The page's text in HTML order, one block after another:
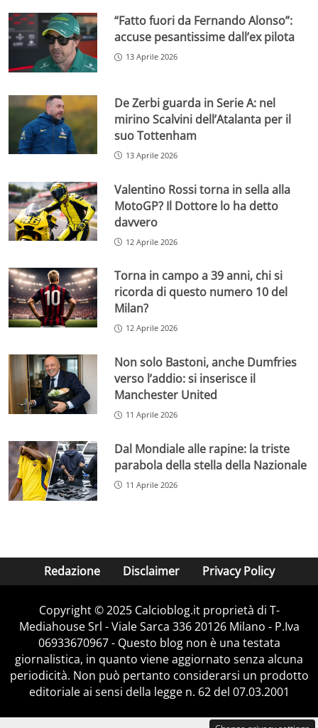
“Fatto fuori da Fernando Alonso”:
accuse pesantissime dall’ex pilota
13 Aprile 2026
De Zerbi guarda in Serie A: nel
mirino Scalvini dell’Atalanta per il
suo Tottenham
13 Aprile 2026
Valentino Rossi torna in sella alla
MotoGP? Il Dottore lo ha detto
davvero
12 Aprile 2026
Torna in campo a 39 anni, chi si
ricorda di questo numero 10 del
Milan?
12 Aprile 2026
Non solo Bastoni, anche Dumfries
verso l’addio: si inserisce il
Manchester United
11 Aprile 2026
Dal Mondiale alle rapine: la triste
parabola della stella della Nazionale
11 Aprile 2026
Redazione Disclaimer Privacy Policy
Copyright © 2025 Calcioblog.it proprietà di T-
Mediahouse Srl - Viale Sarca 336 20126 Milano - P.Iva
06933670967 - Questo blog non è una testata
giornalistica, in quanto viene aggiornato senza alcuna
periodicità. Non può pertanto considerarsi un prodotto
editoriale ai sensi della legge n. 62 del 07.03.2001